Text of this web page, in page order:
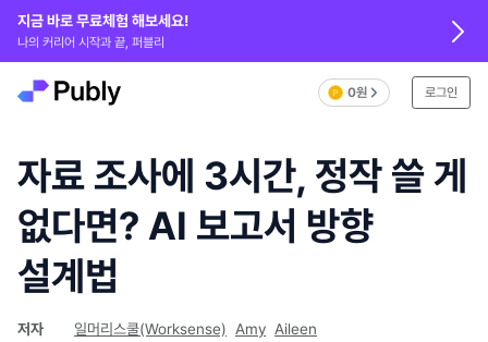
지금 바로 무료체험 해보세요!
나의 커리어 시작과 끝, 퍼블리
0원 로그인
자료 조사에 3시간, 정작 쓸 게
없다면? AI 보고서 방향
설계법
저자 일머리스쿨(Worksense) Amy Aileen